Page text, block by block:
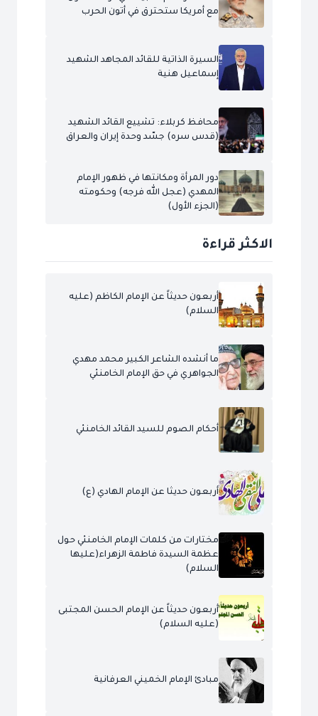
مع أمريكا ستحترق في أتون الحرب
السيرة الذاتية للقائد المجاهد الشهيد
إسماعيل هنية
محافظ كربلاء: تشييع القائد الشهيد
(قدس سره) جسّد وحدة إيران والعراق
دور المرأة ومكانتها في ظهور الإمام
المهدي (عجل الله فرجه) وحكومته
(الجزء الأول)
الاكثر قراءة
أربعون حديثاً عن الإمام الكاظم (عليه
السلام)
ما أنشده الشاعر الكبير محمد مهدي
الجواهري في حق الإمام الخامنئي
أحكام الصوم للسيد القائد الخامنئي
أربعون حديثا عن الإمام الهادي (ع)
مختارات من كلمات الإمام الخامنئي حول
عظمة السيدة فاطمة الزهراء(عليها
السلام)
أربعون حديثاً عن الإمام الحسن المجتبى
(عليه السلام)
مبادئ الإمام الخميني العرفانية